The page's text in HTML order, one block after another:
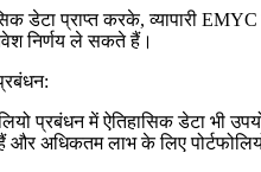
डेटा प्राप्त करके, व्यापारी
निर्णय ले सकते हैं।
प्रबंधन में ऐतिहासिक डेटा भी
अधिकतम लाभ के लिए